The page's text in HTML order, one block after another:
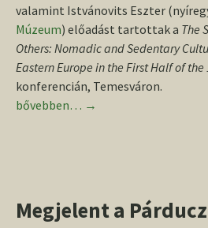
valamint Istvánovits Eszter
Múzeum) előadást tartottak a The
Others: Nomadic and Sedentary
Eastern Europe in the First Half of the
konferencián, Temesváron.
Munkatársaink konferencián vettek
bővebben… →
Megjelent a